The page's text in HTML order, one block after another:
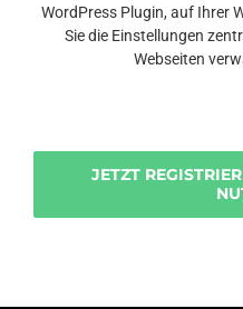
WordPress Plugin, auf Ihrer
Sie die Einstellungen
Webseiten
JETZT